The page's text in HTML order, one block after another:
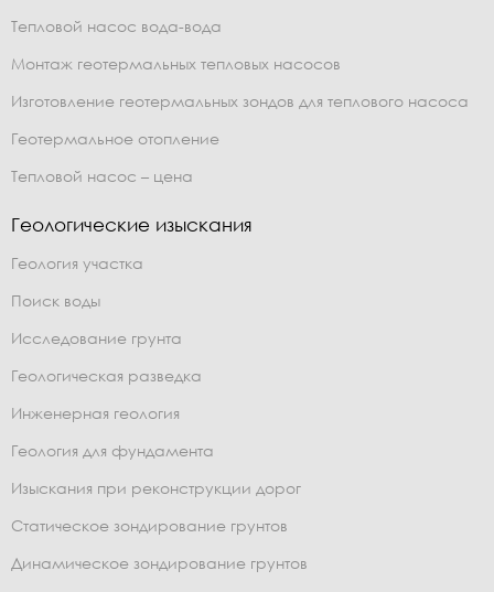
Тепловой насос вода-вода
Монтаж геотермальных тепловых насосов
Изготовление геотермальных зондов для теплового насоса
Геотермальное отопление
Тепловой насос – цена
Геологические изыскания
Геология участка
Поиск воды
Исследование грунта
Геологическая разведка
Инженерная геология
Геология для фундамента
Изыскания при реконструкции дорог
Статическое зондирование грунтов
Динамическое зондирование грунтов